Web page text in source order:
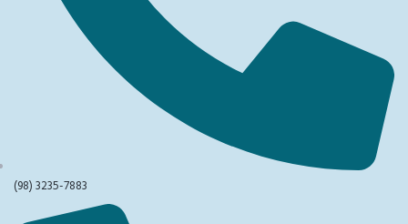
(98) 3235-7883